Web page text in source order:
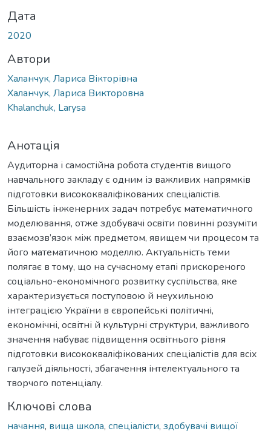
Дата
2020
Автори
Халанчук, Лариса Вікторівна
Халанчук, Лариса Викторовна
Khalanchuk, Larysa
Анотація
Аудиторна і самостійна робота студентів вищого
навчального закладу є одним із важливих напрямків
підготовки висококваліфікованих спеціалістів.
Більшість інженерних задач потребує математичного
моделювання, отже здобувачі освіти повинні розуміти
взаємозв’язок між предметом, явищем чи процесом та
його математичною моделлю. Актуальність теми
полягає в тому, що на сучасному етапі прискореного
соціально-економічного розвитку суспільства, яке
характеризується поступовою й неухильною
інтеграцією України в європейські політичні,
економічні, освітні й культурні структури, важливого
значення набуває підвищення освітнього рівня
підготовки висококваліфікованих спеціалістів для всіх
галузей діяльності, збагачення інтелектуального та
творчого потенціалу.
Ключові слова
начання, вища школа, спеціалісти, здобувачі вищої